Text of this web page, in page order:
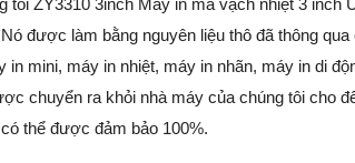
được làm bằng nguyên liệu thô đã thông
mini, máy in nhiệt, máy in nhãn, máy in di
chuyển ra khỏi nhà máy của chúng tôi cho
thể được đảm bảo 100%.